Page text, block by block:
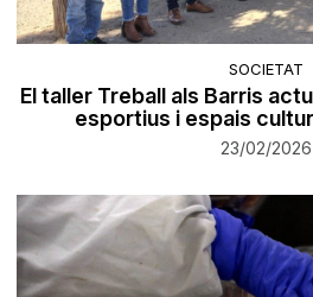
SOCIETAT
El taller Treball als Barris
esportius i espais
23/02/2026